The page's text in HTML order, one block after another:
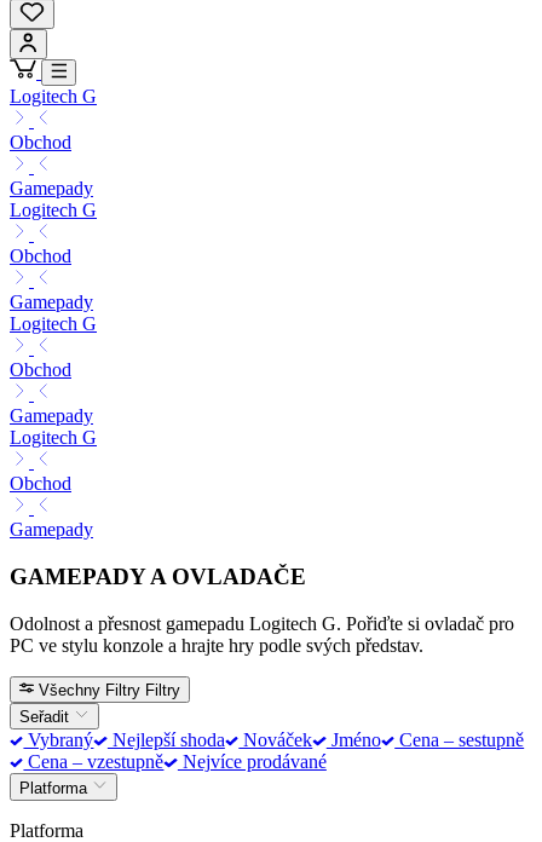
Logitech G
Obchod
Gamepady
Logitech G
Obchod
Gamepady
Logitech G
Obchod
Gamepady
Logitech G
Obchod
Gamepady
GAMEPADY A OVLADAČE
Odolnost a přesnost gamepadu Logitech G. Pořiďte si ovladač pro
PC ve stylu konzole a hrajte hry podle svých představ.
Všechny Filtry Filtry
Seřadit
Vybraný Nejlepší shoda Nováček Jméno
Cena – sestupně
Cena – vzestupně
Nejvíce prodávané
Platforma
Platforma